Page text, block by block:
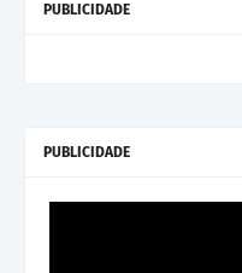
PUBLICIDADE
PUBLICIDADE